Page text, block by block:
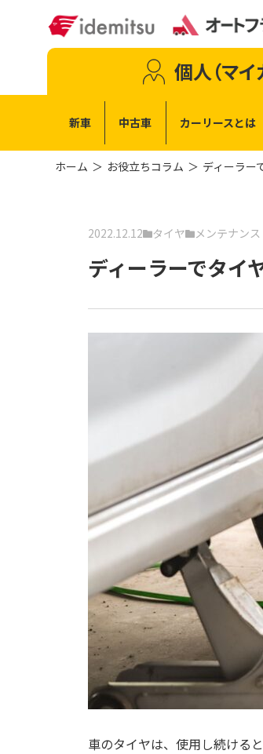
個人（マイ
新車 中古車 カーリースとは
ホーム お役立ちコラム ディーラー
2022.12.12 タイヤ メンテナンス
ディーラーでタイ
車のタイヤは、使用し続ける